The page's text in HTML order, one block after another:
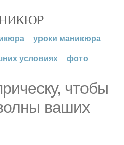
уроки маникюра
условиях
фото
чтобы
ваших